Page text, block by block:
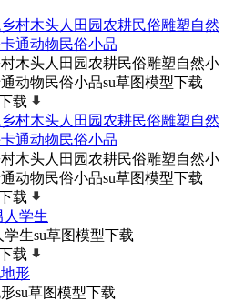
木头人田园农耕民俗雕塑自然小
动物民俗小品su草图模型下载
载
木头人田园农耕民俗雕塑自然小
动物民俗小品su草图模型下载
载
生su草图模型下载
载
su草图模型下载